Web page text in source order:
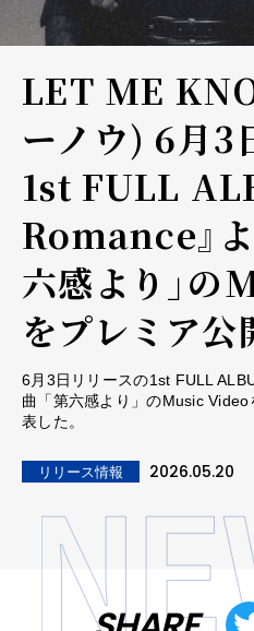
LET ME
ーノウ) 6月3
1st FULL
Romance』
六感より」
をプレミア公
6月3日リリースの1st FULL
曲「第六感より」のMusic
表した。
リリース情報 2026.05.20